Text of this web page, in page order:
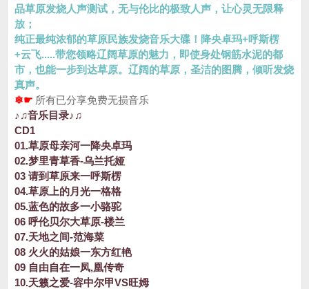
品草原发烧人声测试，无与伦比的极致人声，让心灵无限释
放；
纯正最纯浓郁的草原民族发烧音乐大碟！降央卓玛+呼斯楞
+云飞.....带您领略辽阔草原的魅力，即使身处钢筋水泥的都
市，也能一步到达草原。辽阔的草原，圣洁的图腾，倾听发烧
真声。
❄☛ 所有已分享免费无损音乐
♪♫音乐目录♪♫
CD1
01.草原母亲河一降央卓玛
02.梦里青草香-乌兰托娅
03 请到草原来一呼斯楞
04.草原上的月光一格格
05.蓝色的故多一小骆驼
06 呼伦贝尔大草原-楼兰
07.天地之间-范海菜
08 火火的姑娘一东方红艳
09 自由自在一凤,凰传奇
10.天籁之爱-容中尔甲VS旺姆